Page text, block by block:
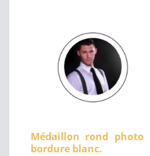
Médaillon rond photo
bordure blanc.